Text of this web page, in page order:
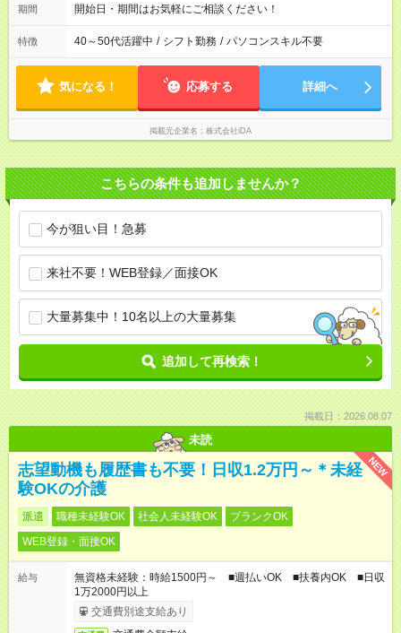
期間 開始日・期間はお気軽にご相談ください！
特徴 40～50代活躍中 / シフト勤務 / パソコンスキル不要
気になる！ 応募する 詳細へ
掲載元企業名 株式会社iDA
こちらの条件も追加しませんか？
今が狙い目！急募
来社不要！WEB登録／面接OK
大量募集中！10名以上の大量募集
追加して再検索！
掲載日：2026.08.07
未読
NEW
志望動機も履歴書も不要！日収1.2万円～＊未経
験OKの介護
派遣 職種未経験OK 社会人未経験OK
ブランクOK
WEB登録・面接OK
給与
無資格未経験：時給1500円～ ■週払いOK ■扶養内OK ■日収
1万2000円以上
交通費別途支給あり